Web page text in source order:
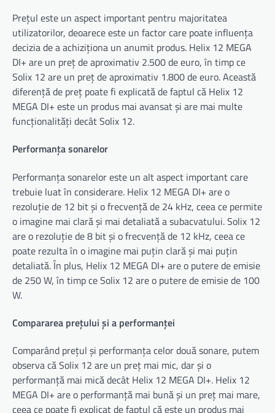
Prețul este un aspect important pentru majoritatea
utilizatorilor, deoarece este un factor care poate influența
decizia de a achiziționa un anumit produs. Helix 12 MEGA
DI+ are un preț de aproximativ 2.500 de euro, în timp ce
Solix 12 are un preț de aproximativ 1.800 de euro. Această
diferență de preț poate fi explicată de faptul că Helix 12
MEGA DI+ este un produs mai avansat și are mai multe
funcționalități decât Solix 12.
Performanța sonarelor
Performanța sonarelor este un alt aspect important care
trebuie luat în considerare. Helix 12 MEGA DI+ are o
rezoluție de 12 bit și o frecvență de 24 kHz, ceea ce permite
o imagine mai clară și mai detaliată a subacvatului. Solix 12
are o rezoluție de 8 bit și o frecvență de 12 kHz, ceea ce
poate rezulta în o imagine mai puțin clară și mai puțin
detaliată. În plus, Helix 12 MEGA DI+ are o putere de emisie
de 250 W, în timp ce Solix 12 are o putere de emisie de 100
W.
Compararea prețului și a performanței
Comparând prețul și performanța celor două sonare, putem
observa că Solix 12 are un preț mai mic, dar și o
performanță mai mică decât Helix 12 MEGA DI+. Helix 12
MEGA DI+ are o performanță mai bună și un preț mai mare,
ceea ce poate fi explicat de faptul că este un produs mai